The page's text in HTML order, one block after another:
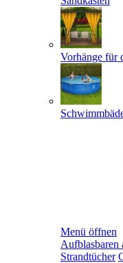
Vorhänge für
Menü öffnen
Aufblasbaren
Strandtücher